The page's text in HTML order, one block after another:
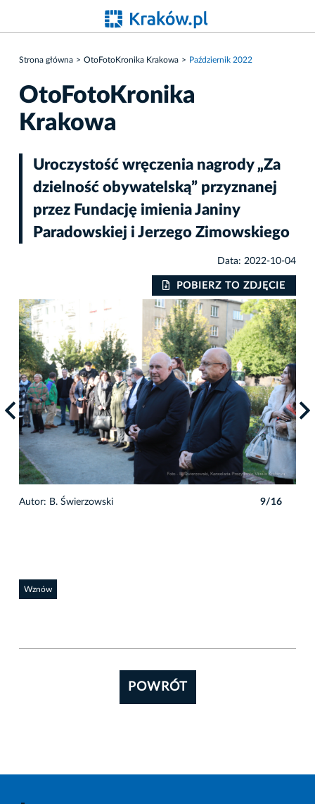
Strona główna OtoFotoKronika Krakowa Październik 2022
OtoFotoKronika
Krakowa
Uroczystość wręczenia nagrody „Za
dzielność obywatelską” przyznanej
przez Fundację imienia Janiny
Paradowskiej i Jerzego Zimowskiego
Data: 2022-10-04
POBIERZ TO ZDJĘCIE
Autor: B. Świerzowski 9/16
Wznów
POWRÓT